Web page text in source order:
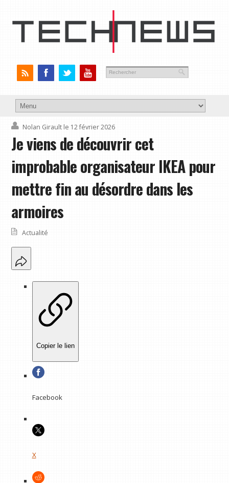
Nolan Girault le 12 février 2026
Je viens de découvrir cet
improbable organisateur IKEA pour
mettre fin au désordre dans les
armoires
Actualité
Copier le lien
Facebook
X